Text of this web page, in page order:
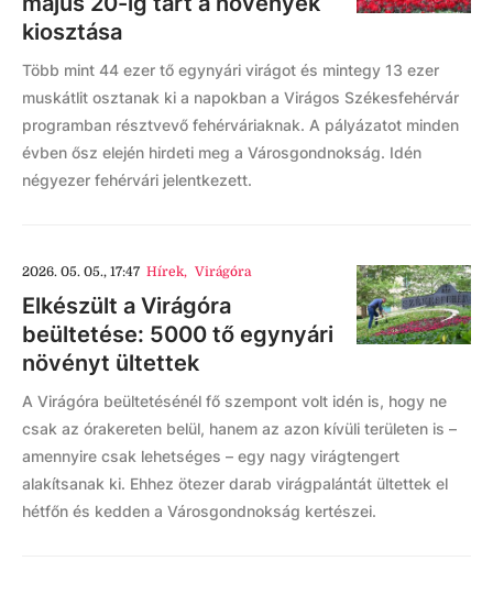
kiosztása
Több mint 44 ezer tő egynyári virágot és mintegy 13 ezer
muskátlit osztanak ki a napokban a Virágos Székesfehérvár
programban résztvevő fehérváriaknak. A pályázatot minden
évben ősz elején hirdeti meg a Városgondnokság. Idén
négyezer fehérvári jelentkezett.
2026. 05. 05., 17:47 Hírek, Virágóra
Elkészült a Virágóra
beültetése: 5000 tő egynyári
növényt ültettek
A Virágóra beültetésénél fő szempont volt idén is, hogy ne
csak az órakereten belül, hanem az azon kívüli területen is –
amennyire csak lehetséges – egy nagy virágtengert
alakítsanak ki. Ehhez ötezer darab virágpalántát ültettek el
hétfőn és kedden a Városgondnokság kertészei.